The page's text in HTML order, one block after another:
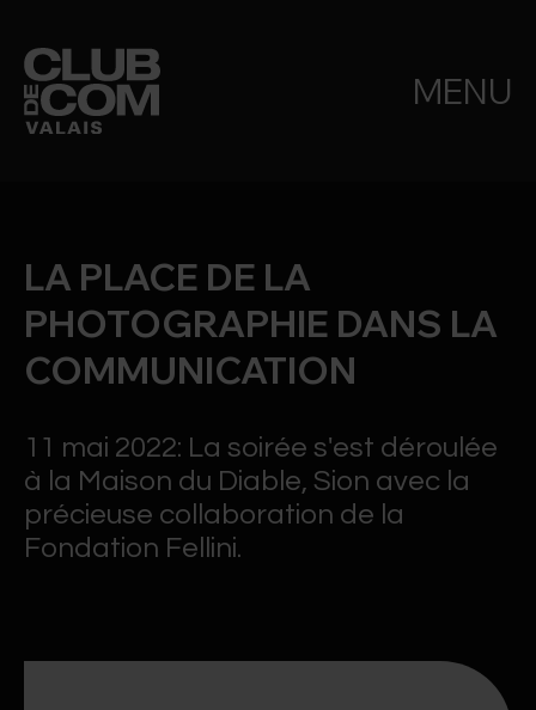
MENU
LA PLACE DE LA
PHOTOGRAPHIE DANS LA
COMMUNICATION
11 mai 2022: La soirée s'est déroulée
à la Maison du Diable, Sion avec la
précieuse collaboration de la
Fondation Fellini.